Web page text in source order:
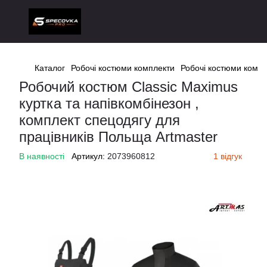
Каталог Робочі костюми комплекти Робочі костюми
Робочий костюм Classic Maximus
куртка та напівкомбінезон ,
комплект спецодягу для
працівників Польща Artmaster
В наявності Артикул: 2073960812 1 відгук